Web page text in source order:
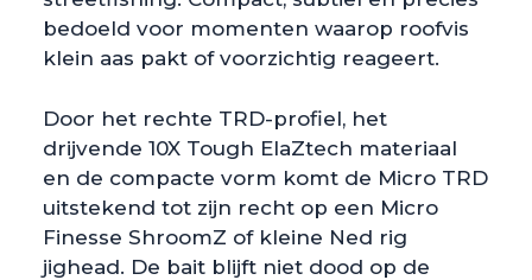
bedoeld voor momenten waarop roofvis
klein aas pakt of voorzichtig reageert.
Door het rechte TRD-profiel, het
drijvende 10X Tough ElaZtech materiaal
en de compacte vorm komt de Micro TRD
uitstekend tot zijn recht op een Micro
Finesse ShroomZ of kleine Ned rig
jighead. De bait blijft niet dood op de